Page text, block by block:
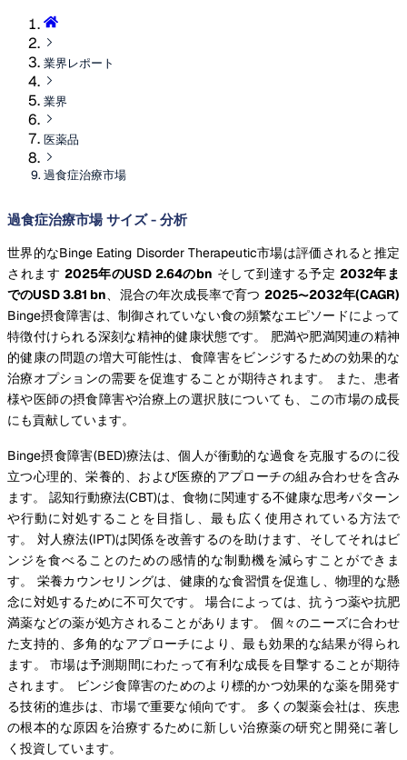
業界レポート
業界
医薬品
過食症治療市場
過食症治療市場 サイズ - 分析
世界的なBinge Eating Disorder Therapeutic市場は評価されると推定
されます 2025年のUSD 2.64のbn そして到達する予定 2032年ま
でのUSD 3.81 bn、混合の年次成長率で育つ 2025〜2032年(CAGR)
Binge摂食障害は、制御されていない食の頻繁なエピソードによって
特徴付けられる深刻な精神的健康状態です。 肥満や肥満関連の精神
的健康の問題の増大可能性は、食障害をビンジするための効果的な
治療オプションの需要を促進することが期待されます。 また、患者
様や医師の摂食障害や治療上の選択肢についても、この市場の成長
にも貢献しています。
Binge摂食障害(BED)療法は、個人が衝動的な過食を克服するのに役
立つ心理的、栄養的、および医療的アプローチの組み合わせを含み
ます。 認知行動療法(CBT)は、食物に関連する不健康な思考パターン
や行動に対処することを目指し、最も広く使用されている方法で
す。 対人療法(IPT)は関係を改善するのを助けます、そしてそれはビ
ンジを食べることのための感情的な制動機を減らすことができま
す。 栄養カウンセリングは、健康的な食習慣を促進し、物理的な懸
念に対処するために不可欠です。 場合によっては、抗うつ薬や抗肥
満薬などの薬が処方されることがあります。 個々のニーズに合わせ
た支持的、多角的なアプローチにより、最も効果的な結果が得られ
ます。 市場は予測期間にわたって有利な成長を目撃することが期待
されます。 ビンジ食障害のためのより標的かつ効果的な薬を開発す
る技術的進歩は、市場で重要な傾向です。 多くの製薬会社は、疾患
の根本的な原因を治療するために新しい治療薬の研究と開発に著し
く投資しています。